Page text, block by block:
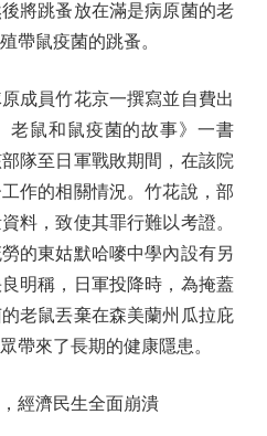
將跳蚤放在滿是病原菌的老
帶鼠疫菌的跳蚤。
員竹花京一撰寫並自費出
老鼠和鼠疫菌的故事》一書
隊至日軍戰敗期間，在該院
作的相關情況。竹花說，部
料，致使其罪行難以考證。
的東姑默哈嘜中學內設有另
明稱，日軍投降時，為掩蓋
老鼠丟棄在森美蘭州瓜拉庇
帶來了長期的健康隱患。
濟民生全面崩潰